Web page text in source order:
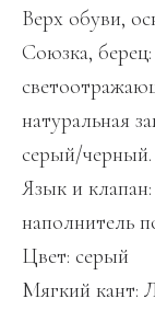
Верх обуви,
Союзка,
натуральная
серый/черный.
Язык и
наполнитель
Цвет: серый
Мягкий кант: